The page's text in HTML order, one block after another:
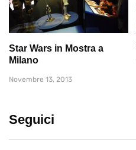
Star Wars in Mostra a
Milano
Novembre 13, 2013
Seguici